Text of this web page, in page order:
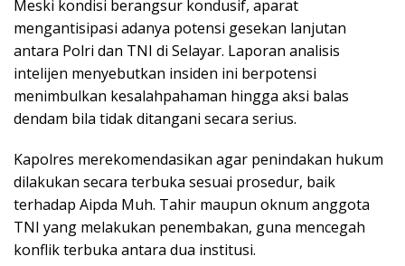
‎Meski kondisi berangsur kondusif, aparat
mengantisipasi adanya potensi gesekan lanjutan
antara Polri dan TNI di Selayar. Laporan analisis
intelijen menyebutkan insiden ini berpotensi
menimbulkan kesalahpahaman hingga aksi balas
dendam bila tidak ditangani secara serius.
‎Kapolres merekomendasikan agar penindakan hukum
dilakukan secara terbuka sesuai prosedur, baik
terhadap Aipda Muh. Tahir maupun oknum anggota
TNI yang melakukan penembakan, guna mencegah
konflik terbuka antara dua institusi.